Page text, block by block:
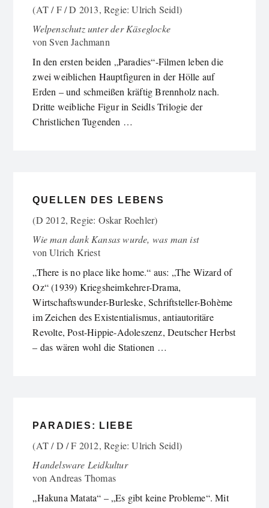
(AT / F / D 2013, Regie: Ulrich Seidl)
Welpenschutz unter der Käseglocke
vonSven Jachmann
In den ersten beiden „Paradies“-Filmen leben die
zwei weiblichen Hauptfiguren in der Hölle auf
Erden – und schmeißen kräftig Brennholz nach.
Dritte weibliche Figur in Seidls Trilogie der
Christlichen Tugenden …
QUELLEN DES LEBENS
(D 2012, Regie: Oskar Roehler)
Wie man dank Kansas wurde, was man ist
vonUlrich Kriest
„There is no place like home.“ aus: „The Wizard of
Oz“ (1939) Kriegsheimkehrer-Drama,
Wirtschaftswunder-Burleske, Schriftsteller-Bohème
im Zeichen des Existentialismus, antiautoritäre
Revolte, Post-Hippie-Adoleszenz, Deutscher Herbst
– das wären wohl die Stationen …
PARADIES: LIEBE
(AT / D / F 2012, Regie: Ulrich Seidl)
Handelsware Leidkultur
von Andreas Thomas
„Hakuna Matata“ – „Es gibt keine Probleme“. Mit